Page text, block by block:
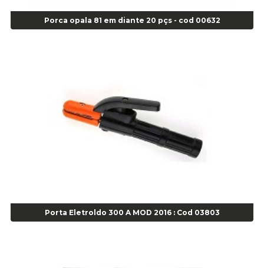
Alicate de Corte Diagonal - cod 02138
Alicate para Anéis Externos com Bico Curvo - Gedore A21 - Cod 00895
Alicate para Anéis Internos Bico Curvo - Gedore J21 - Cod 00893
Alicate para Anéis Tipo Trava Câmbio 8134 Gedore - Cod 02008
Alicate para Balanceamento - Cod 03078
Alicate para trava de cambio 398 11" - Corneta - Cod 03113
Anel Centralizador Fiat 4 pçs - Amarelo - Cod 00517
Porca opala 81 em diante 20 pçs - cod 00632
Porta Eletroldo 300 A MOD 2016 : Cod 03803